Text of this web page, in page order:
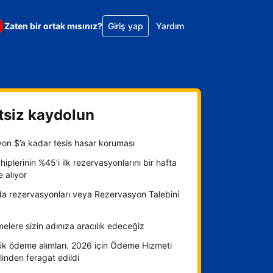
Zaten bir ortak mısınız? Giriş yap Yardım
kaydolun
$’a kadar tesis hasar koruması
%45’i ilk rezervasyonlarını bir hafta
alıyor
rezervasyonları veya Rezervasyon Talebini
sizin adınıza aracılık edeceğiz
ödeme alımları. 2026 için Ödeme Hizmeti
feragat edildi